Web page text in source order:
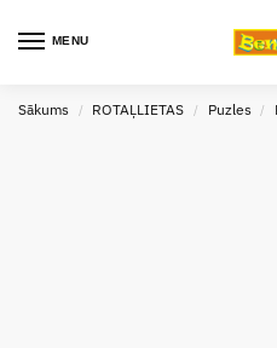
MENU
Sākums / ROTAĻLIETAS / Puzles /